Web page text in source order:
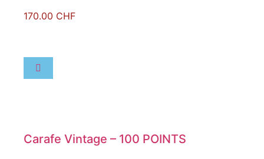
170.00 CHF
Carafe Vintage – 100 POINTS